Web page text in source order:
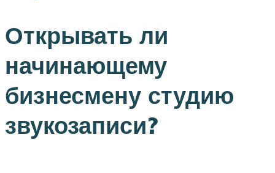
Открывать ли
начинающему
бизнесмену студию
звукозаписи?